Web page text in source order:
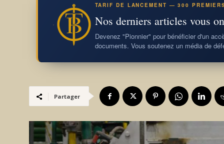
TARIF DE LANCEMENT — 300
Nos derniers articles vous
Devenez "Pionnier" pour bénéficier d'un
documents. Vous soutenez un média de
Partager